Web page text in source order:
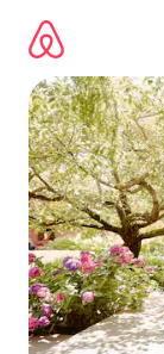
directement
contenu